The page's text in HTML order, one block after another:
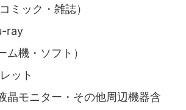
ミック・雑誌）
ray
ム機・ソフト）
ット
晶モニター・その他周辺機器含